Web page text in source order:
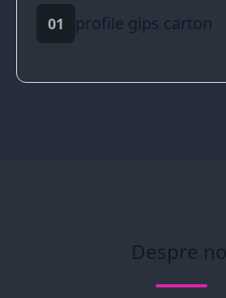
01 profile gips carton
Despre